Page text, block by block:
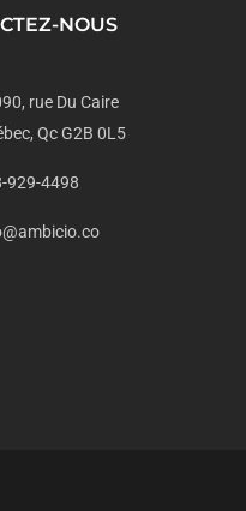
NOUS
rue Du Caire
Qc G2B 0L5
929-4498